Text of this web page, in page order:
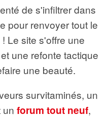
de s'infiltrer dans
pour renvoyer tout le
Le site s'offre une
et une refonte tactique
une beauté.
survitaminés, un
un forum tout neuf,